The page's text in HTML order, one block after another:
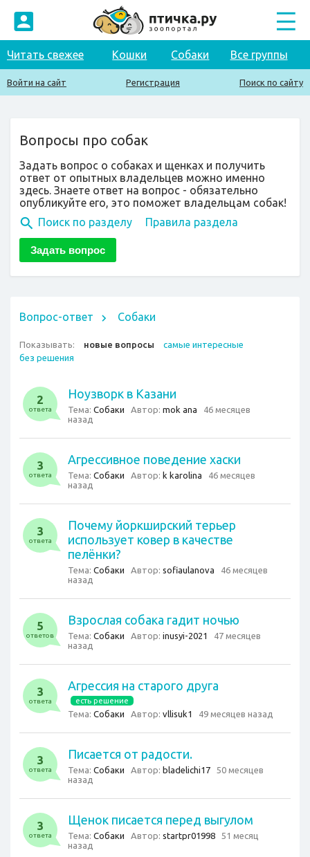
Читать свежее Кошки Собаки Все группы
Войти на сайт Регистрация Поиск по сайту
Вопросы про собак
Задать вопрос о собаках и щенках и получить
ответ от опытных владельцев можно именно
здесь. Знаете ответ на вопрос - обязательно
опубликуйте его, это поможет владельцам собак!
Поиск по разделу
Правила раздела
Вопрос-ответ Собаки
Показывать: новые вопросы
самые интересные
без решения
2
ответа
Ноузворк в Казани
Тема: Собаки Автор: mok ana
46 месяцев
назад
3
ответа
Агрессивное поведение хаски
Тема: Собаки Автор: k karolina
46 месяцев
назад
3
ответа
Почему йоркширский терьер
использует ковер в качестве
пелёнки?
Тема: Собаки Автор: sofiaulanova
46 месяцев
назад
5
ответов
Взрослая собака гадит ночью
Тема: Собаки Автор: inusyi-2021
47 месяцев
назад
3
ответа
Агрессия на старого друга
есть решение
Тема: Собаки Автор: vllisuk1 49 месяцев назад
3
ответа
Писается от радости.
Тема: Собаки Автор: bladelichi17
50 месяцев
назад
3
ответа
Щенок писается перед выгулом
Тема: Собаки Автор: startpr01998
51 месяц
назад